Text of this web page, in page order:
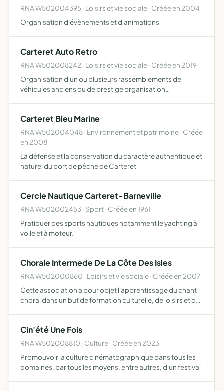
RNA W502004395 · Loisirs et vie sociale · Créée en 2004
Organisation d'évènements et d'animations
Carteret Auto Retro
RNA W502008242 · Loisirs et vie sociale · Créée en 2019
Organisation d'un ou plusieurs rassemblements de
véhicules anciens ou de prestige organisation
Carteret Bleu Marine
RNA W502004048 · Environnement et patrimoine · Créée
en 2008
La défense et la conservation du caractère authentique et
naturel du port de pêche de Carteret
Cercle Nautique Carteret-Barneville
RNA W502002453 · Sport · Créée en 1961
Pratiquer des sports nautiques notamment le yachting à
voile et à moteur.
Chorale Intermede De La Côte Des Isles
RNA W502000860 · Loisirs et vie sociale · Créée en 2007
Cette association a pour objet l'apprentissage du chant
choral dans un but de formation culturelle, de loisirs et de
Cin'été Une Fois
RNA W502008810 · Culture · Créée en 2023
Promouvoir la culture cinématographique dans tous les
domaines, par tous les moyens, entre autres, d'un festival